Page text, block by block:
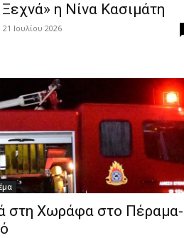
η Νίνα Κασιμάτη
21 Ιουλίου 2026
στη Χωράφα στο Πέραμα-